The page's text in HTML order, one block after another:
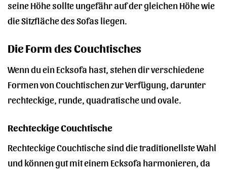
seine Höhe sollte ungefähr auf der gleichen Höhe wie
die Sitzfläche des Sofas liegen.
Die Form des Couchtisches
Wenn du ein Ecksofa hast, stehen dir verschiedene
Formen von Couchtischen zur Verfügung, darunter
rechteckige, runde, quadratische und ovale.
Rechteckige Couchtische
Rechteckige Couchtische sind die traditionellste Wahl
und können gut mit einem Ecksofa harmonieren, da